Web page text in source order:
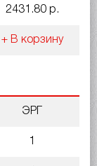
2431.80 р.
+ В корзину
ЭРГ
1